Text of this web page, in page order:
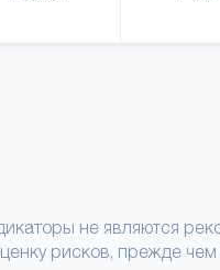
не являются
рисков, прежде